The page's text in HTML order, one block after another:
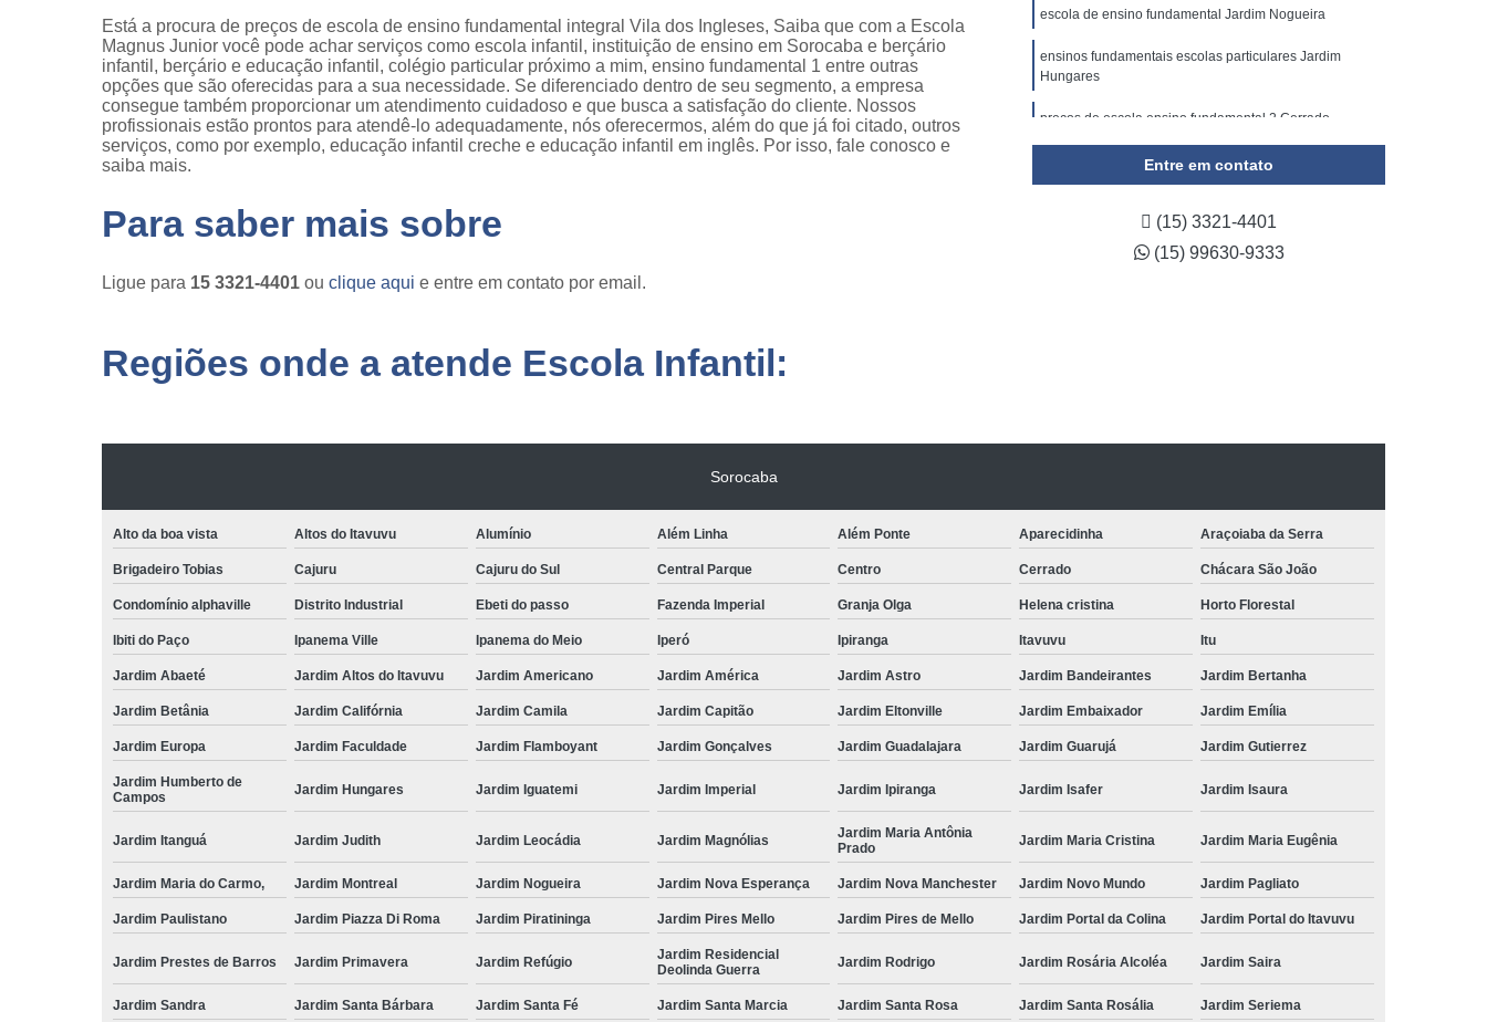
Está a procura de preços de escola de ensino fundamental integral Vila dos Ingleses, Saiba que com a Escola
Magnus Junior você pode achar serviços como escola infantil, instituição de ensino em Sorocaba e berçário
infantil, berçário e educação infantil, colégio particular próximo a mim, ensino fundamental 1 entre outras
opções que são oferecidas para a sua necessidade. Se diferenciado dentro de seu segmento, a empresa
consegue também proporcionar um atendimento cuidadoso e que busca a satisfação do cliente. Nossos
profissionais estão prontos para atendê-lo adequadamente, nós oferecermos, além do que já foi citado, outros
serviços, como por exemplo, educação infantil creche e educação infantil em inglês. Por isso, fale conosco e
saiba mais.
Para saber mais sobre
Ligue para 15 3321-4401 ou clique aqui e entre em contato por email.
escola de ensino fundamental Jardim Nogueira
ensinos fundamentais escolas particulares Jardim
Hungares
preços de escola ensino fundamental 2 Cerrado
escola integral ensino fundamental endereço Jardim
Entre em contato
(15) 3321-4401
(15) 99630-9333
Regiões onde a atende Escola Infantil:
Sorocaba
Alto da boa vista Altos do Itavuvu Alumínio Além Linha Além Ponte Aparecidinha Araçoiaba da Serra
Brigadeiro Tobias Cajuru Cajuru do Sul Central Parque Centro Cerrado Chácara São João
Condomínio alphaville Distrito Industrial Ebeti do passo Fazenda Imperial Granja Olga Helena cristina Horto Florestal
Ibiti do Paço Ipanema Ville Ipanema do Meio Iperó Ipiranga Itavuvu Itu
Jardim Abaeté Jardim Altos do Itavuvu Jardim Americano Jardim América Jardim Astro Jardim Bandeirantes Jardim Bertanha
Jardim Betânia Jardim Califórnia Jardim Camila Jardim Capitão Jardim Eltonville Jardim Embaixador Jardim Emília
Jardim Europa Jardim Faculdade Jardim Flamboyant Jardim Gonçalves Jardim Guadalajara Jardim Guarujá Jardim Gutierrez
Jardim Humberto de
Campos
Jardim Hungares Jardim Iguatemi Jardim Imperial Jardim Ipiranga Jardim Isafer Jardim Isaura
Jardim Itanguá Jardim Judith Jardim Leocádia Jardim Magnólias
Jardim Maria Antônia
Prado
Jardim Maria Cristina Jardim Maria Eugênia
Jardim Maria do Carmo, Jardim Montreal Jardim Nogueira Jardim Nova Esperança Jardim Nova Manchester Jardim Novo Mundo Jardim Pagliato
Jardim Paulistano Jardim Piazza Di Roma Jardim Piratininga Jardim Pires Mello Jardim Pires de Mello Jardim Portal da Colina Jardim Portal do Itavuvu
Jardim Prestes de Barros Jardim Primavera Jardim Refúgio
Jardim Residencial
Deolinda Guerra
Jardim Rodrigo Jardim Rosária Alcoléa Jardim Saira
Jardim Sandra Jardim Santa Bárbara Jardim Santa Fé Jardim Santa Marcia Jardim Santa Rosa Jardim Santa Rosália Jardim Seriema